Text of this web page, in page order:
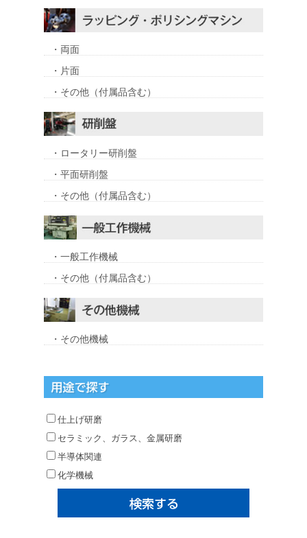
・両面
・片面
・その他（付属品含む）
・ロータリー研削盤
・平面研削盤
・その他（付属品含む）
・一般工作機械
・その他（付属品含む）
・その他機械
仕上げ研磨
セラミック、ガラス、金属研磨
半導体関連
化学機械